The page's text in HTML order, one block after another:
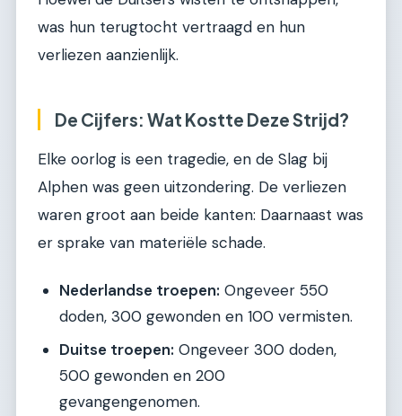
was hun terugtocht vertraagd en hun
verliezen aanzienlijk.
De Cijfers: Wat Kostte Deze Strijd?
Elke oorlog is een tragedie, en de Slag bij
Alphen was geen uitzondering. De verliezen
waren groot aan beide kanten: Daarnaast was
er sprake van materiële schade.
Nederlandse troepen: Ongeveer 550
doden, 300 gewonden en 100 vermisten.
Duitse troepen: Ongeveer 300 doden,
500 gewonden en 200
gevangengenomen.